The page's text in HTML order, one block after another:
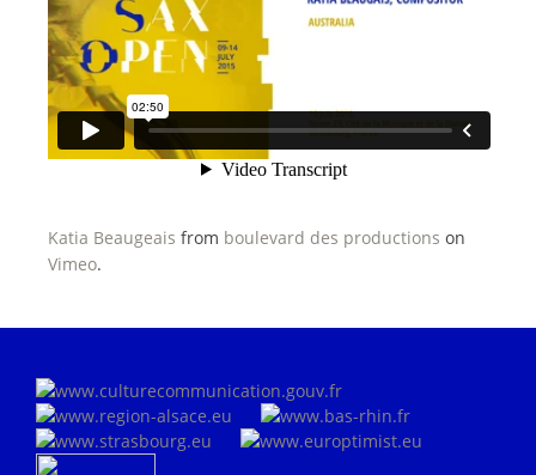
Katia Beaugeais from boulevard des productions on
Vimeo.